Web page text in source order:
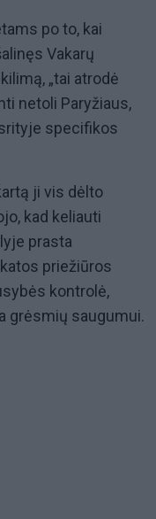
po to, kai
Vakarų
„tai atrodė
netoli Paryžiaus,
specifikos
ji vis dėlto
kad keliauti
prasta
priežiūros
kontrolė,
grėsmių saugumui.